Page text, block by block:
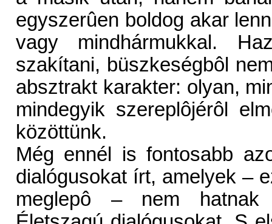
egyszerûen boldog akar
vagy mindhármukkal.
szakítani, büszkeségbôl
absztrakt karakter: olyan,
mindegyik szereplôjérôl
közöttünk.
Még ennél is fontosabb
dialógusokat írt, amelyek –
meglepô – nem hatnak